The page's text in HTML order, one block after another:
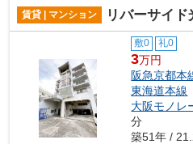
賃貸 | マンション リバーサイド
敷0 礼0
3万円
阪急京都本
東海道本線
大阪モノレ
分
築51年 /